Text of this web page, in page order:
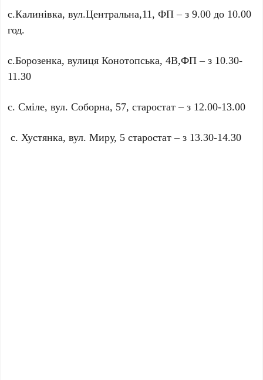
с.Калинівка, вул.Центральна,11, ФП – з 9.00 до 10.00
год.
с.Борозенка, вулиця Конотопська, 4В,ФП – з 10.30-
11.30
с. Сміле, вул. Соборна, 57, старостат – з 12.00-13.00
с. Хустянка, вул. Миру, 5 старостат – з 13.30-14.30